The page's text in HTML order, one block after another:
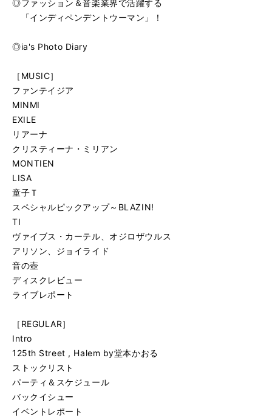
◎ファッション＆音楽業界で活躍する
「インディペンデントウーマン」！
◎ia's Photo Diary
［MUSIC］
ファンテイジア
MINMI
EXILE
リアーナ
クリスティーナ・ミリアン
MONTIEN
LISA
童子Ｔ
スペシャルピックアップ～BLAZIN!
TI
ヴァイブス・カーテル、オジロザウルス
アリソン、ジョイライド
音の壺
ディスクレビュー
ライブレポート
［REGULAR］
Intro
125th Street , Halem by堂本かおる
ストックリスト
パーティ＆スケジュール
バックイシュー
イベントレポート